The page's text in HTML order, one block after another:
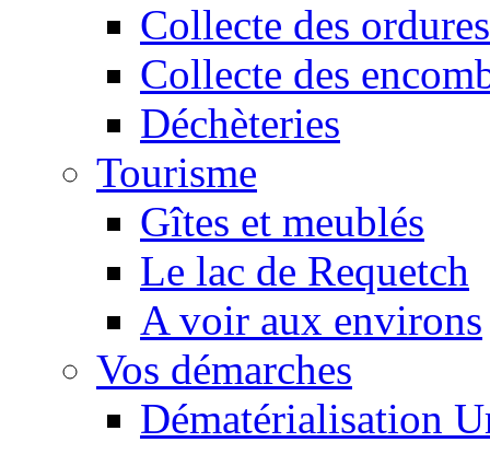
Collecte des ordures
Collecte des
Déchèteries
Tourisme
Gîtes et meublés
Le lac de Requetch
A voir aux environs
Vos démarches
Dématérialisation